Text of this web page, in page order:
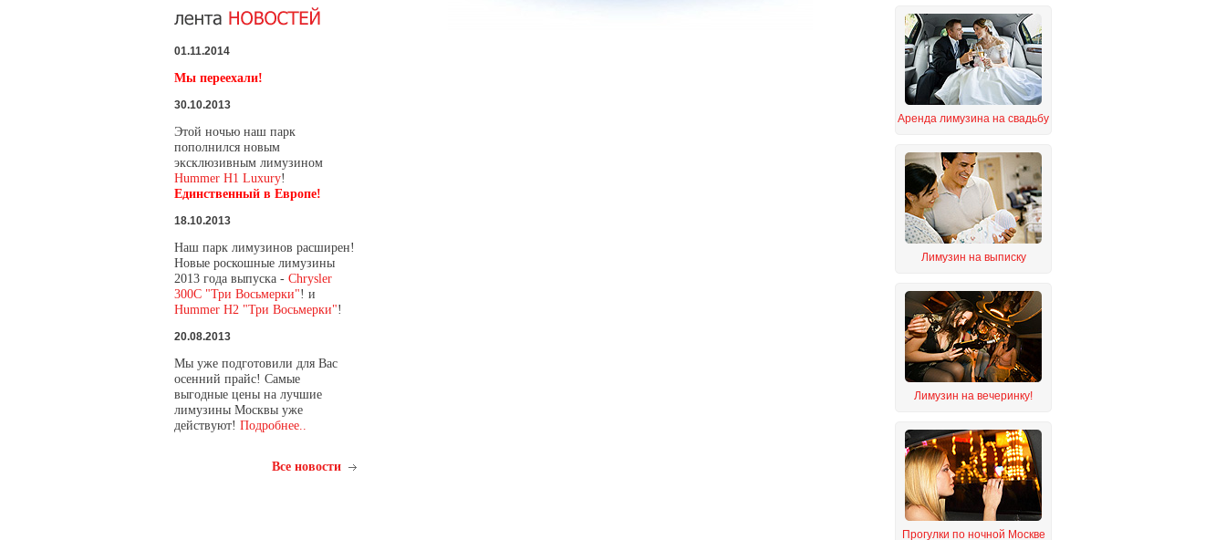
01.11.2014
Мы переехали!
30.10.2013
Этой ночью наш парк
пополнился новым
эксклюзивным лимузином
Hummer H1 Luxury!
Единственный в Европе!
18.10.2013
Наш парк лимузинов расширен!
Новые роскошные лимузины
2013 года выпуска - Chrysler
300C "Три Восьмерки"! и
Hummer H2 "Три Восьмерки"!
20.08.2013
Мы уже подготовили для Вас
осенний прайс! Самые
выгодные цены на лучшие
лимузины Москвы уже
действуют! Подробнее..
Все новости
Аренда лимузина на свадьбу
Лимузин на выписку
Лимузин на вечеринку!
Прогулки по ночной Москве